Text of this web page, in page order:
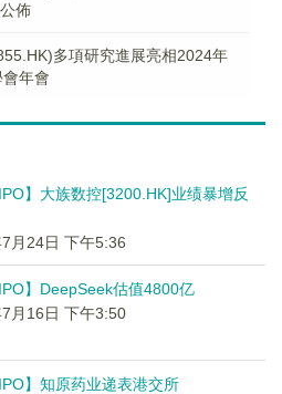
佈
多項研究進展亮相2024年
年會
IPO】大族数控[3200.HK]业绩暴增反
月24日 下午5:36
IPO】DeepSeek估值4800亿
月16日 下午3:50
IPO】知原药业递表港交所